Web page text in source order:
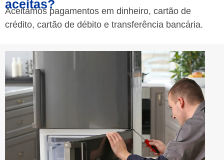
aceitas?
Aceitamos pagamentos em dinheiro, cartão de
crédito, cartão de débito e transferência bancária.